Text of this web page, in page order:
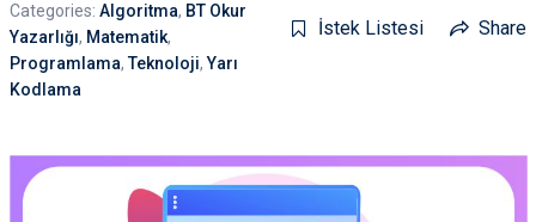
Categories: Algoritma, BT Okur
Yazarlığı, Matematik,
Programlama,Teknoloji,Yarı
Kodlama
İstek Listesi Share